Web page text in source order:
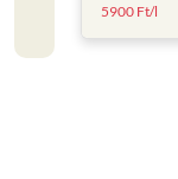
5900 Ft/l